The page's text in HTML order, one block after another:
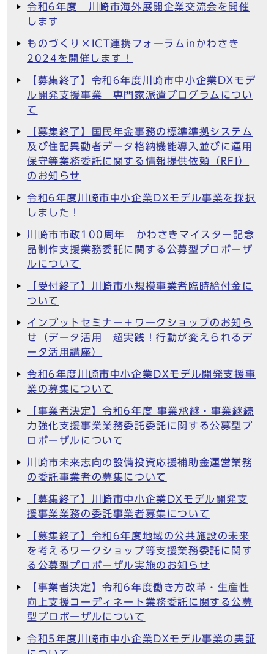
令和6年度 川崎市海外展開企業交流会を開催
します
ものづくり×ICT連携フォーラムinかわさき
2024を開催します！
【募集終了】令和6年度川崎市中小企業DXモデ
ル開発支援事業 専門家派遣プログラムについ
て
【募集終了】国民年金事務の標準準拠システム
及び住記異動者データ格納機能導入並びに運用
保守等業務委託に関する情報提供依頼（RFI）
のお知らせ
令和6年度川崎市中小企業DXモデル事業を採択
しました！
川崎市市政100周年 かわさきマイスター記念
品制作支援業務委託に関する公募型プロポーザ
ルについて
【受付終了】川崎市小規模事業者臨時給付金に
ついて
インプットセミナー＋ワークショップのお知ら
せ（データ活用 超実践！行動が変えられるデ
ータ活用講座）
令和6年度川崎市中小企業DXモデル開発支援事
業の募集について
【事業者決定】令和6年度 事業承継・事業継続
力強化支援事業業務委託委託に関する公募型プ
ロポーザルについて
川崎市未来志向の設備投資応援補助金運営業務
の委託事業者の募集について
【募集終了】川崎市中小企業DXモデル開発支
援事業業務の委託事業者募集について
【募集終了】令和6年度地域の公共施設の未来
を考えるワークショップ等支援業務委託に関す
る公募型プロポーザル実施のお知らせ
【事業者決定】令和6年度働き方改革・生産性
向上支援コーディネート業務委託に関する公募
型プロポーザルについて
令和5年度川崎市中小企業DXモデル事業の実証